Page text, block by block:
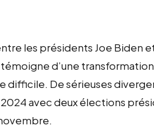
les présidents Joe Biden
d’une
difficile. De sérieuses
avec deux élections